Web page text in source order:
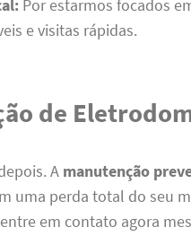
Por estarmos focados
e visitas rápidas.
de
A manutenção
uma perda total do seu
em contato agora